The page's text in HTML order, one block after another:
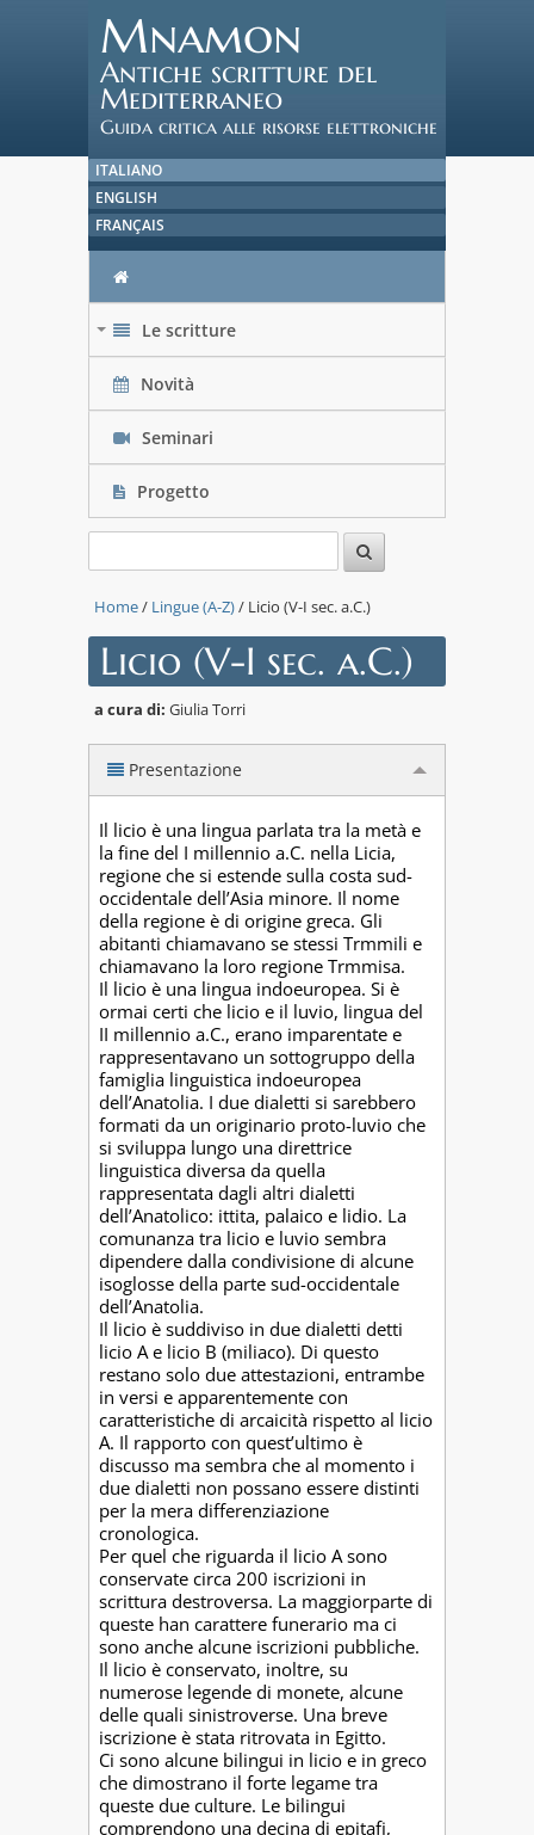
Mnamon
Antiche scritture del
Mediterraneo
Guida critica alle risorse elettroniche
ITALIANO
ENGLISH
FRANÇAIS
Le scritture
Novità
Seminari
Progetto
Home/ Lingue (A-Z)/ Licio (V-I sec. a.C.)
Licio (V-I sec. a.C.)
a cura di: Giulia Torri
Presentazione
Il licio è una lingua parlata tra la metà e
la fine del I millennio a.C. nella Licia,
regione che si estende sulla costa sud-
occidentale dell’Asia minore. Il nome
della regione è di origine greca. Gli
abitanti chiamavano se stessi Trmmili e
chiamavano la loro regione Trmmisa.
Il licio è una lingua indoeuropea. Si è
ormai certi che licio e il luvio, lingua del
II millennio a.C., erano imparentate e
rappresentavano un sottogruppo della
famiglia linguistica indoeuropea
dell’Anatolia. I due dialetti si sarebbero
formati da un originario proto-luvio che
si sviluppa lungo una direttrice
linguistica diversa da quella
rappresentata dagli altri dialetti
dell’Anatolico: ittita, palaico e lidio. La
comunanza tra licio e luvio sembra
dipendere dalla condivisione di alcune
isoglosse della parte sud-occidentale
dell’Anatolia.
Il licio è suddiviso in due dialetti detti
licio A e licio B (miliaco). Di questo
restano solo due attestazioni, entrambe
in versi e apparentemente con
caratteristiche di arcaicità rispetto al licio
A. Il rapporto con quest’ultimo è
discusso ma sembra che al momento i
due dialetti non possano essere distinti
per la mera differenziazione
cronologica.
Per quel che riguarda il licio A sono
conservate circa 200 iscrizioni in
scrittura destroversa. La maggiorparte di
queste han carattere funerario ma ci
sono anche alcune iscrizioni pubbliche.
Il licio è conservato, inoltre, su
numerose legende di monete, alcune
delle quali sinistroverse. Una breve
iscrizione è stata ritrovata in Egitto.
Ci sono alcune bilingui in licio e in greco
che dimostrano il forte legame tra
queste due culture. Le bilingui
comprendono una decina di epitafi,